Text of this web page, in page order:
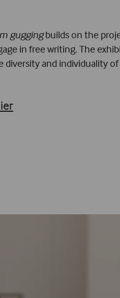
guggingbuilds on the
in free writing. The
diversity and individuality